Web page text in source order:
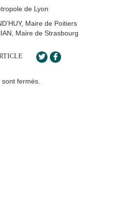
de Lyon
Maire de Poitiers
Maire de Strasbourg
fermés.